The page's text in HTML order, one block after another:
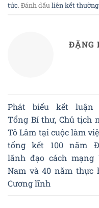
tức. Đánh dấu liên kết
ĐẶNG
Phát biểu kết luận
Tổng Bí thư, Chủ tịch
Tô Lâm tại cuộc làm
tổng kết 100 năm
lãnh đạo cách mạng
Nam và 40 năm thực
Cương lĩnh